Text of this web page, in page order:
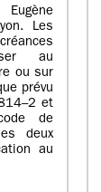
Les
au
ou sur
prévu
et
de
deux
au